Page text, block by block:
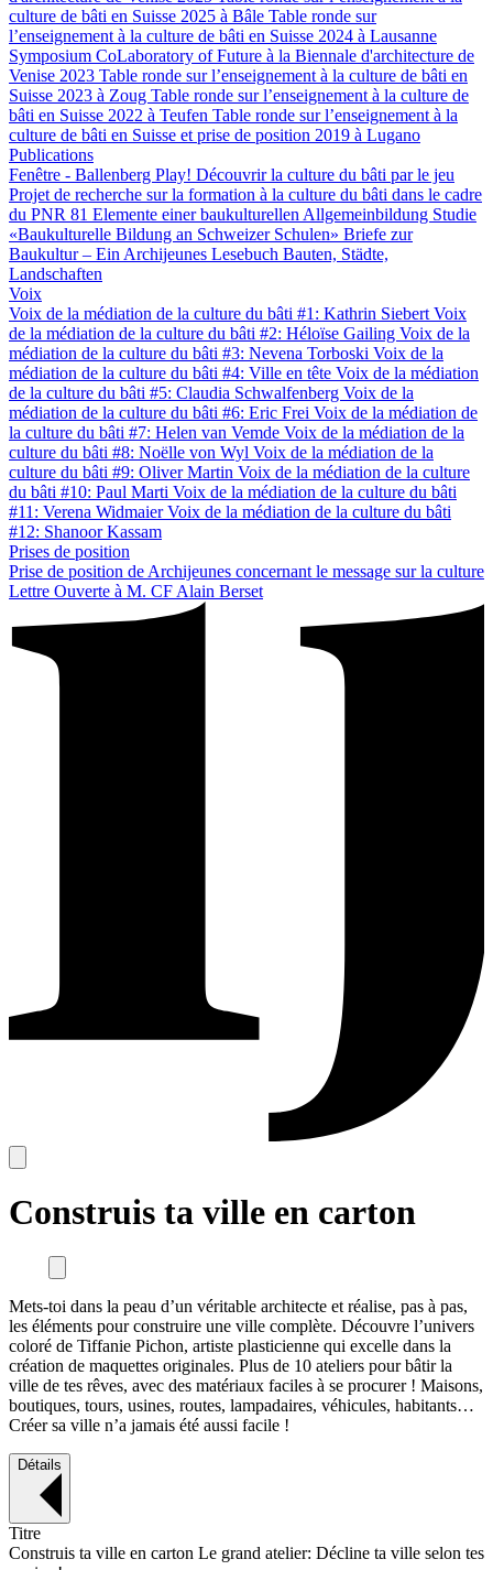
culture de bâti en Suisse 2025 à Bâle Table ronde sur
l’enseignement à la culture de bâti en Suisse 2024 à Lausanne
Symposium CoLaboratory of Future à la Biennale d'architecture de
Venise 2023 Table ronde sur l’enseignement à la culture de bâti en
Suisse 2023 à Zoug Table ronde sur l’enseignement à la culture de
bâti en Suisse 2022 à Teufen Table ronde sur l’enseignement à la
culture de bâti en Suisse et prise de position 2019 à Lugano
Publications
Fenêtre - Ballenberg Play! Découvrir la culture du bâti par le jeu
Projet de recherche sur la formation à la culture du bâti dans le cadre
du PNR 81 Elemente einer baukulturellen Allgemeinbildung Studie
«Baukulturelle Bildung an Schweizer Schulen» Briefe zur
Baukultur – Ein Archijeunes Lesebuch Bauten, Städte,
Landschaften
Voix
Voix de la médiation de la culture du bâti #1: Kathrin Siebert Voix
de la médiation de la culture du bâti #2: Héloïse Gailing Voix de la
médiation de la culture du bâti #3: Nevena Torboski Voix de la
médiation de la culture du bâti #4: Ville en tête Voix de la médiation
de la culture du bâti #5: Claudia Schwalfenberg Voix de la
médiation de la culture du bâti #6: Eric Frei Voix de la médiation de
la culture du bâti #7: Helen van Vemde Voix de la médiation de la
culture du bâti #8: Noëlle von Wyl Voix de la médiation de la
culture du bâti #9: Oliver Martin Voix de la médiation de la culture
du bâti #10: Paul Marti Voix de la médiation de la culture du bâti
#11: Verena WidmaierVoix de la médiation de la culture du bâti
#12: Shanoor Kassam
Prises de position
Prise de position de Archijeunes concernant le message sur la culture
Lettre Ouverte à M. CF Alain Berset
Construis ta ville en carton
Mets-toi dans la peau d’un véritable architecte et réalise, pas à pas,
les éléments pour construire une ville complète. Découvre l’univers
coloré de Tiffanie Pichon, artiste plasticienne qui excelle dans la
création de maquettes originales. Plus de 10 ateliers pour bâtir la
ville de tes rêves, avec des matériaux faciles à se procurer ! Maisons,
boutiques, tours, usines, routes, lampadaires, véhicules, habitants…
Créer sa ville n’a jamais été aussi facile !
Détails
Titre
Construis ta ville en carton Le grand atelier: Décline ta ville selon tes